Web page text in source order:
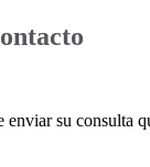
su consulta